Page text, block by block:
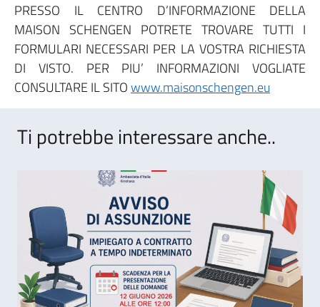
PRESSO IL CENTRO D’INFORMAZIONE DELLA
MAISON SCHENGEN POTRETE TROVARE TUTTI I
FORMULARI NECESSARI PER LA VOSTRA RICHIESTA
DI VISTO. PER PIU’ INFORMAZIONI VOGLIATE
CONSULTARE IL SITOwww.maisonschengen.eu
Ti potrebbe interessare anche..